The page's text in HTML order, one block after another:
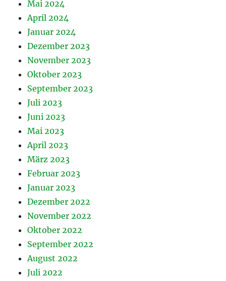
Mai 2024
April 2024
Januar 2024
Dezember 2023
November 2023
Oktober 2023
September 2023
Juli 2023
Juni 2023
Mai 2023
April 2023
März 2023
Februar 2023
Januar 2023
Dezember 2022
November 2022
Oktober 2022
September 2022
August 2022
Juli 2022